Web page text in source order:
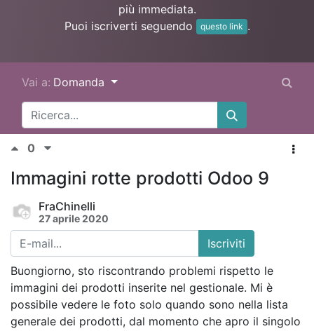
più immediata.
Puoi iscriverti seguendo
questo link .
Vai a: Domanda
0
Immagini rotte prodotti Odoo 9
FraChinelli
27 aprile 2020
Iscriviti
Buongiorno, sto riscontrando problemi rispetto le
immagini dei prodotti inserite nel gestionale. Mi è
possibile vedere le foto solo quando sono nella lista
generale dei prodotti, dal momento che apro il singolo